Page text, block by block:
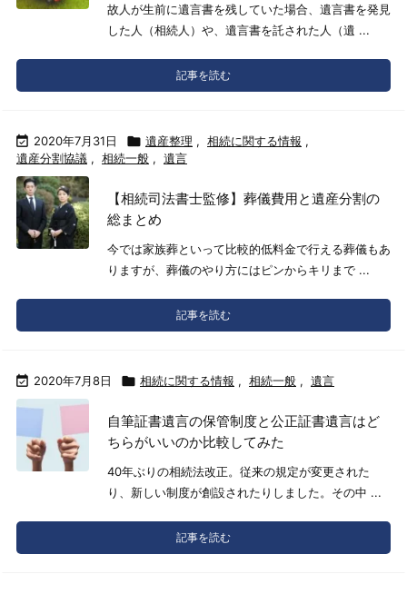
故人が生前に遺言書を残していた場合、遺言書を発見
した人（相続人）や、遺言書を託された人（遺 ...
記事を読む
 2020年7月31日  遺産整理 , 相続に関する情報 ,
遺産分割協議 , 相続一般 , 遺言
【相続司法書士監修】葬儀費用と遺産分割の
総まとめ
今では家族葬といって比較的低料金で行える葬儀もあ
りますが、葬儀のやり方にはピンからキリまで ...
記事を読む
 2020年7月8日  相続に関する情報 , 相続一般 , 遺言
自筆証書遺言の保管制度と公正証書遺言はど
ちらがいいのか比較してみた
40年ぶりの相続法改正。従来の規定が変更された
り、新しい制度が創設されたりしました。その中 ...
記事を読む